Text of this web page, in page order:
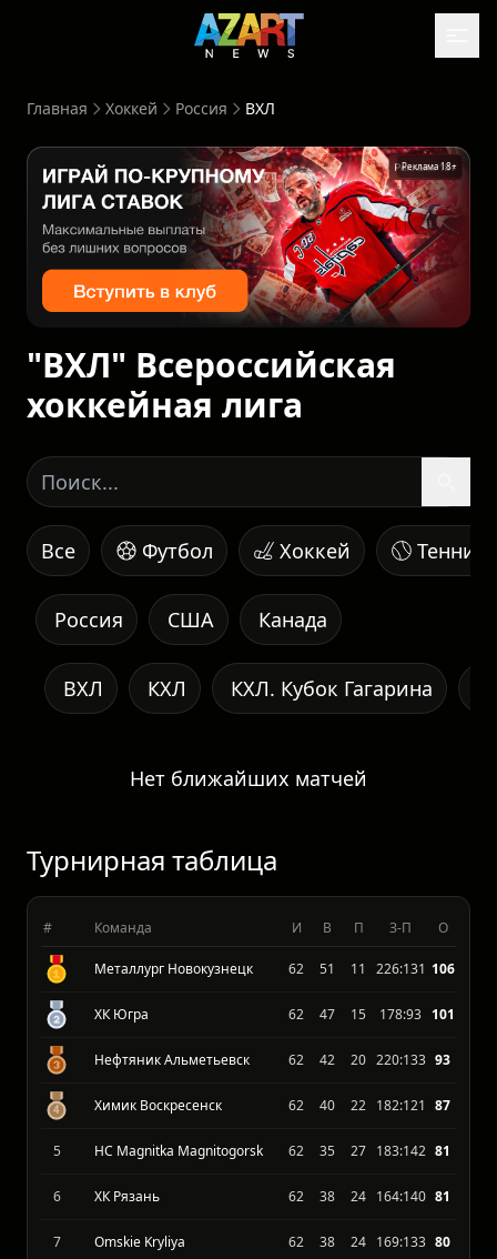
Главная Хоккей Россия ВХЛ
Реклама 18+
"ВХЛ" Всероссийская
хоккейная лига
Все Футбол Хоккей Теннис
Россия США Канада
КХЛ
ВХЛ КХЛ. Кубок Гагарина
Нет ближайших матчей
Турнирная таблица
# Команда И В П З-П О
Металлург Новокузнецк 62 51 11 226:131 106
ХК Югра 62 47 15 178:93 101
Нефтяник Альметьевск 62 42 20 220:133 93
Химик Воскресенск 62 40 22 182:121 87
5 HC Magnitka Magnitogorsk 62 35 27 183:142 81
6 ХК Рязань 62 38 24 164:140 81
7 Omskie Kryliya 62 38 24 169:133 80